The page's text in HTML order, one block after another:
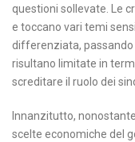
questioni sollevate. Le
e toccano vari temi
differenziata, passando
risultano limitate in
screditare il ruolo dei
Innanzitutto,
scelte economiche del